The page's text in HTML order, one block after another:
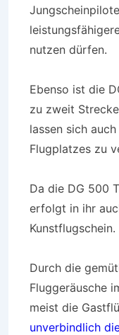
nutzen dürfen.
Ebenso ist die
zu zweit
lassen sich
Flugplatzes zu
Da die DG 500
erfolgt in ihr
Kunstflugschein.
Durch die
Fluggeräusche
meist die
unverbindlich